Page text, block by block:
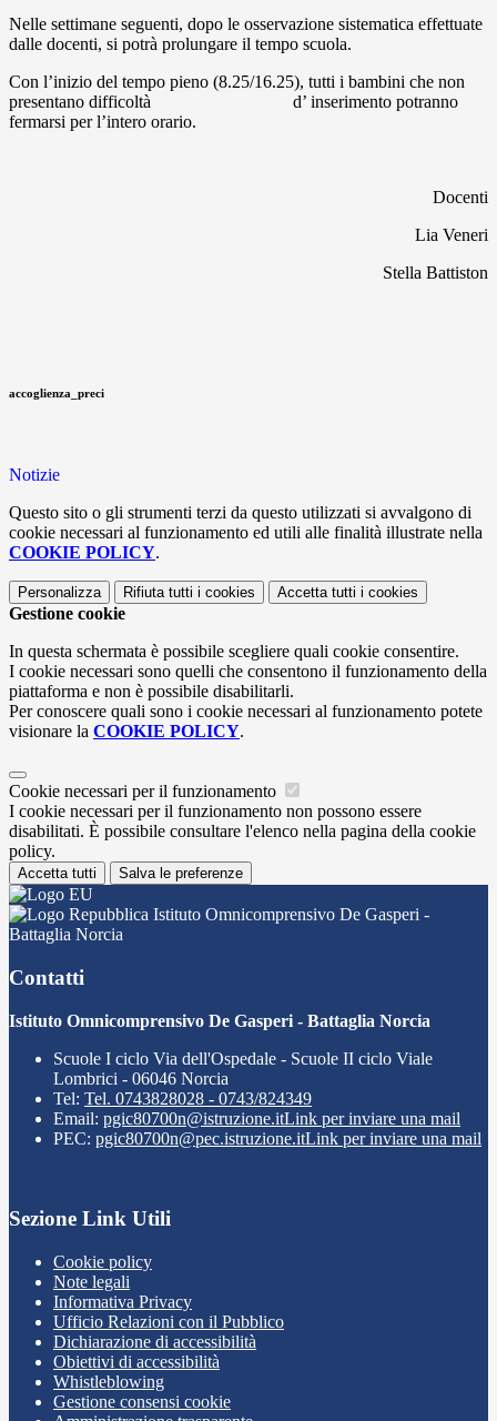
Nelle settimane seguenti, dopo le osservazione sistematica effettuate
dalle docenti, si potrà prolungare il tempo scuola.
Con l’inizio del tempo pieno (8.25/16.25), tutti i bambini che non
presentano difficoltà d’ inserimento potranno
fermarsi per l’intero orario.
Docenti
Lia Veneri
Stella Battiston
accoglienza_preci
Notizie
Questo sito o gli strumenti terzi da questo utilizzati si avvalgono di
cookie necessari al funzionamento ed utili alle finalità illustrate nella
COOKIE POLICY.
Personalizza Rifiuta tutti i cookies Accetta tutti i cookies
Gestione cookie
In questa schermata è possibile scegliere quali cookie consentire.
I cookie necessari sono quelli che consentono il funzionamento della
piattaforma e non è possibile disabilitarli.
Per conoscere quali sono i cookie necessari al funzionamento potete
visionare la COOKIE POLICY.
Cookie necessari per il funzionamento
I cookie necessari per il funzionamento non possono essere
disabilitati. È possibile consultare l'elenco nella pagina della cookie
policy.
Accetta tutti Salva le preferenze
Istituto Omnicomprensivo De Gasperi -
Battaglia Norcia
Contatti
Istituto Omnicomprensivo De Gasperi - Battaglia Norcia
Scuole I ciclo Via dell'Ospedale - Scuole II ciclo Viale
Lombrici - 06046 Norcia
Tel: Tel. 0743828028 - 0743/824349
Email: pgic80700n@istruzione.itLink per inviare una mail
PEC: pgic80700n@pec.istruzione.itLink per inviare una mail
Sezione Link Utili
Cookie policy
Note legali
Informativa Privacy
Ufficio Relazioni con il Pubblico
Dichiarazione di accessibilità
Obiettivi di accessibilità
Whistleblowing
Gestione consensi cookie